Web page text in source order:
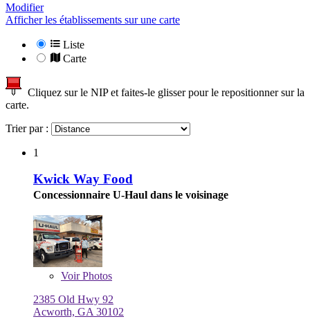
Modifier
Afficher les établissements sur une carte
Liste
Carte
Cliquez sur le NIP et faites-le glisser pour le repositionner sur la
carte.
Trier par :
1
Kwick Way Food
Concessionnaire U-Haul dans le voisinage
VoirPhotos
2385 Old Hwy 92
Acworth, GA 30102